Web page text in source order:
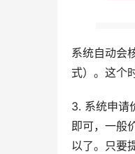
系统自动会
式）。这个
3. 系统申请
即可，一般
以了。只要